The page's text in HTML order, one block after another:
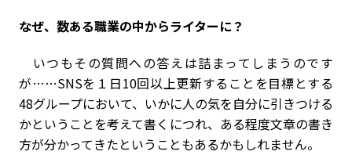
――なぜ、数ある職業の中からライターに？
いつもその質問への答えは詰まってしまうのです
が……SNSを１日10回以上更新することを目標とする
48グループにおいて、いかに人の気を自分に引きつける
かということを考えて書くにつれ、ある程度文章の書き
方が分かってきたということもあるかもしれません。